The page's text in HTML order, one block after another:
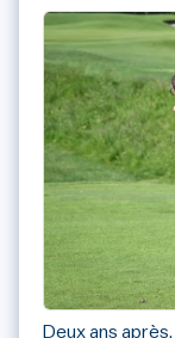
Deux ans